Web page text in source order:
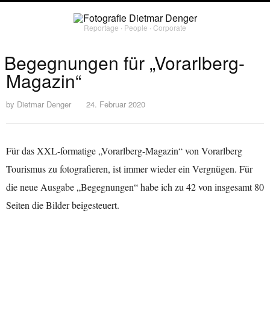
Reportage ∙ People ∙ Corporate
Begegnungen für „Vorarlberg-
Magazin“
by Dietmar Denger 24. Februar 2020
Für das XXL-formatige „Vorarlberg-Magazin“ von Vorarlberg
Tourismus zu fotografieren, ist immer wieder ein Vergnügen. Für
die neue Ausgabe „Begegnungen“ habe ich zu 42 von insgesamt 80
Seiten die Bilder beigesteuert.